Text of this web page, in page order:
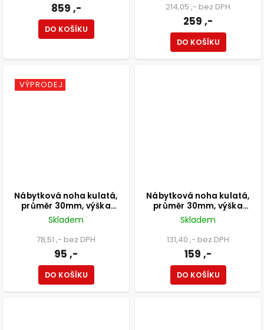
859 ,-
DO KOŠÍKU
214,05 ,- bez DPH
259 ,-
DO KOŠÍKU
VÝPRODEJ
Nábytková noha kulatá,
průměr 30mm, výška
600mm, chromová
Skladem
78,51 ,- bez DPH
95 ,-
DO KOŠÍKU
Nábytková noha kulatá,
průměr 30mm, výška
400mm, chromová
Skladem
131,40 ,- bez DPH
159 ,-
DO KOŠÍKU